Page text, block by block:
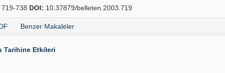
719-738 DOI: 10.37879/belleten.2003.719
Benzer Makaleler
Tarihine Etkileri